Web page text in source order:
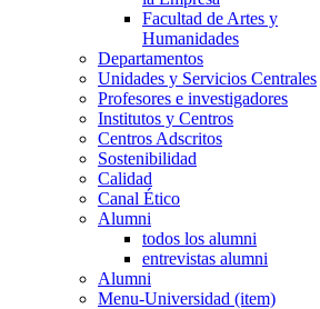
Facultad de Artes y
Humanidades
Departamentos
Unidades y Servicios Centrales
Profesores e investigadores
Institutos y Centros
Centros Adscritos
Sostenibilidad
Calidad
Canal Ético
Alumni
todos los alumni
entrevistas alumni
Alumni
Menu-Universidad (item)